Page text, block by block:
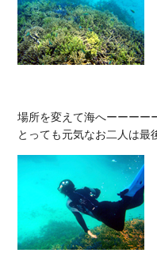
場所を変えて海へーーーー